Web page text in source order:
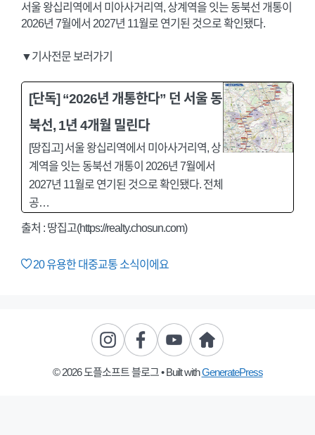
서울 왕십리역에서 미아사거리역, 상계역을 잇는 동북선 개통이
2026년 7월에서 2027년 11월로 연기된 것으로 확인됐다.
▼기사전문 보러가기
[단독] “2026년 개통한다” 던 서울 동
북선, 1년 4개월 밀린다
[땅집고] 서울 왕십리역에서 미아사거리역, 상
계역을 잇는 동북선 개통이 2026년 7월에서
2027년 11월로 연기된 것으로 확인됐다. 전체
공…
출처 : 땅집고(https://realty.chosun.com)
20유용한 대중교통 소식이에요
© 2026 도플소프트 블로그• Built withGeneratePress